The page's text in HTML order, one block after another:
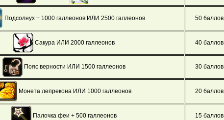
Подсолнух + 1000 галлеонов ИЛИ 2500 галлеонов 50 баллов
Сакура ИЛИ 2000 галлеонов 40 баллов
Пояс верности ИЛИ 1500 галлеонов 30 баллов
Монета лепрекона ИЛИ 1000 галлеонов 20 баллов
Палочка феи + 500 галлеонов 15 баллов